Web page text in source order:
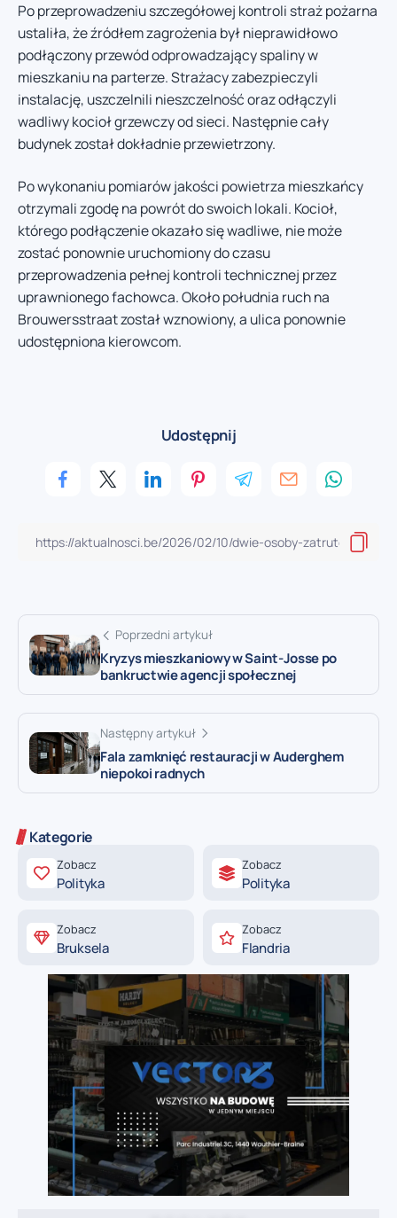
Po przeprowadzeniu szczegółowej kontroli straż pożarna
ustaliła, że źródłem zagrożenia był nieprawidłowo
podłączony przewód odprowadzający spaliny w
mieszkaniu na parterze. Strażacy zabezpieczyli
instalację, uszczelnili nieszczelność oraz odłączyli
wadliwy kocioł grzewczy od sieci. Następnie cały
budynek został dokładnie przewietrzony.
Po wykonaniu pomiarów jakości powietrza mieszkańcy
otrzymali zgodę na powrót do swoich lokali. Kocioł,
którego podłączenie okazało się wadliwe, nie może
zostać ponownie uruchomiony do czasu
przeprowadzenia pełnej kontroli technicznej przez
uprawnionego fachowca. Około południa ruch na
Brouwersstraat został wznowiony, a ulica ponownie
udostępniona kierowcom.
Udostępnij
Poprzedni artykuł
Kryzys mieszkaniowy w Saint-Josse po
bankructwie agencji społecznej
Następny artykuł
Fala zamknięć restauracji w Auderghem
niepokoi radnych
Kategorie
Zobacz
Polityka
Zobacz
Polityka
Zobacz
Bruksela
Zobacz
Flandria